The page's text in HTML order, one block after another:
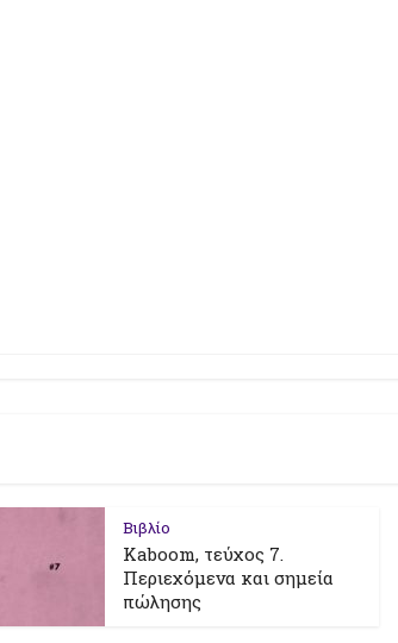
Βιβλίο
Kaboom, τεύχος 7.
Περιεχόμενα και σημεία
πώλησης